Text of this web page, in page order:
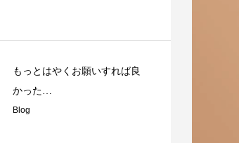
もっとはやくお願いすれば良
かった…
Blog